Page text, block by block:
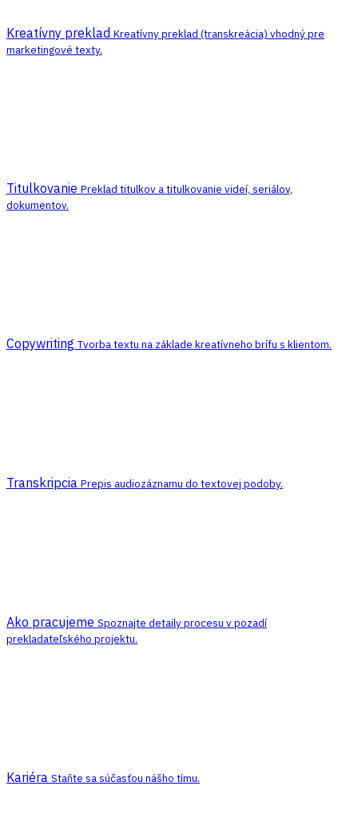
Kreatívny preklad Kreatívny preklad (transkreácia) vhodný pre
marketingové texty.
Titulkovanie Preklad titulkov a titulkovanie videí, seriálov,
dokumentov.
Copywriting Tvorba textu na základe kreatívneho brífu s klientom.
Transkripcia Prepis audiozáznamu do textovej podoby.
Ako pracujeme Spoznajte detaily procesu v pozadí
prekladateľského projektu.
Kariéra Staňte sa súčasťou nášho tímu.